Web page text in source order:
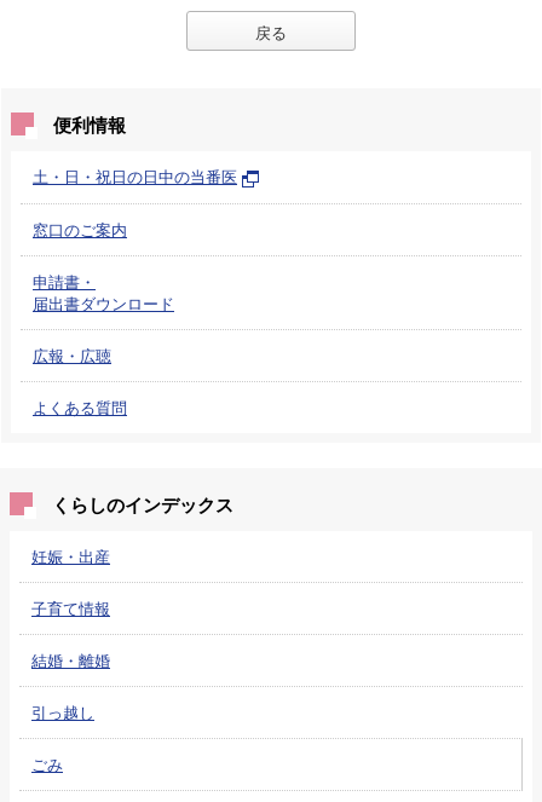
戻る
便利情報
土・日・祝日の日中の当番医
窓口のご案内
申請書・
届出書ダウンロード
広報・広聴
よくある質問
くらしのインデックス
妊娠・出産
子育て情報
結婚・離婚
引っ越し
ごみ